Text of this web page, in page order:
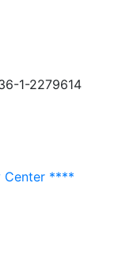
1-2279614
Center ****